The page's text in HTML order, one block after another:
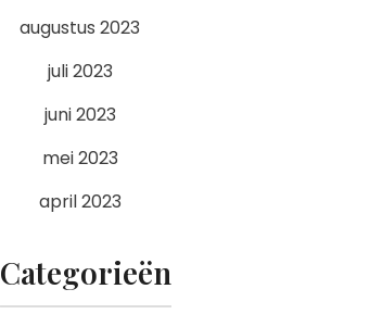
augustus 2023
juli 2023
juni 2023
mei 2023
april 2023
Categorieën